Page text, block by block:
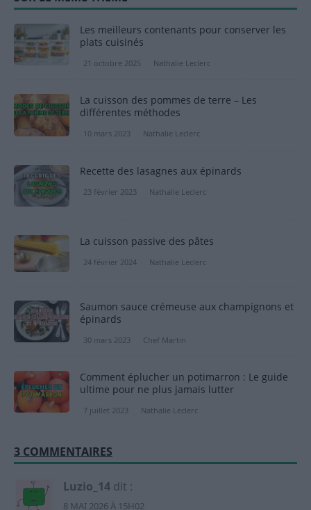
Les meilleurs contenants pour conserver les
plats cuisinés
21 octobre 2025 Nathalie Leclerc
La cuisson des pommes de terre – Les
différentes méthodes
10 mars 2023 Nathalie Leclerc
Recette des lasagnes aux épinards
23 février 2023 Nathalie Leclerc
La cuisson passive des pâtes
24 février 2024 Nathalie Leclerc
Saumon sauce crémeuse aux champignons et
épinards
30 mars 2023 Chef Martin
Comment éplucher un potimarron : Le guide
ultime pour ne plus jamais lutter
7 juillet 2023 Nathalie Leclerc
3 COMMENTAIRES
Luzio_14 dit :
8 MAI 2026 À 15H02